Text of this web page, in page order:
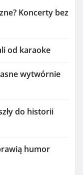
Koncerty bez
od karaoke
wytwórnie
do historii
humor